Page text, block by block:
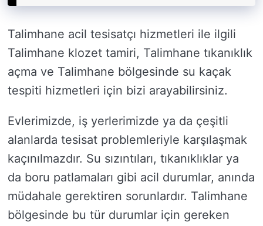
Talimhane acil tesisatçı hizmetleri ile ilgili
Talimhane klozet tamiri, Talimhane tıkanıklık
açma ve Talimhane bölgesinde su kaçak
tespiti hizmetleri için bizi arayabilirsiniz.
Evlerimizde, iş yerlerimizde ya da çeşitli
alanlarda tesisat problemleriyle karşılaşmak
kaçınılmazdır. Su sızıntıları, tıkanıklıklar ya
da boru patlamaları gibi acil durumlar, anında
müdahale gerektiren sorunlardır. Talimhane
bölgesinde bu tür durumlar için gereken